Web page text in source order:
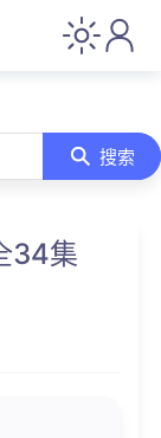
搜索
34集